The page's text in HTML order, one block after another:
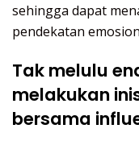
sehingga dapat
pendekatan
Tak melulu
melakukan
bersama